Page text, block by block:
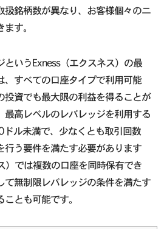
扱銘柄数が異なり、お客様個々のニ
す。
というExness（エクスネス）の最
、すべての口座タイプで利用可能
投資でも最大限の利益を得ることが
最高レベルのレバレッジを利用する
ル未満で、少なくとも取引回数
う要件を満たす必要があります
）では複数の口座を同時保有でき
て無制限レバレッジの条件を満たす
とも可能です。